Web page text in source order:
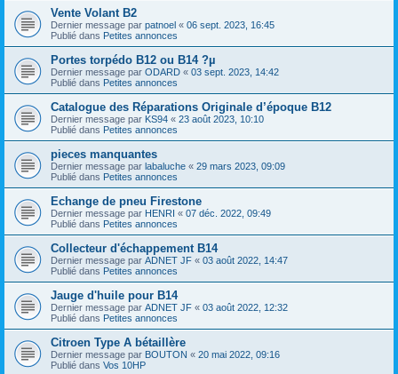
Vente Volant B2
Dernier message par patnoel « 06 sept. 2023, 16:45
Publié dans Petites annonces
Portes torpédo B12 ou B14 ?µ
Dernier message par ODARD « 03 sept. 2023, 14:42
Publié dans Petites annonces
Catalogue des Réparations Originale d’époque B12
Dernier message par KS94 « 23 août 2023, 10:10
Publié dans Petites annonces
pieces manquantes
Dernier message par labaluche « 29 mars 2023, 09:09
Publié dans Petites annonces
Echange de pneu Firestone
Dernier message par HENRI « 07 déc. 2022, 09:49
Publié dans Petites annonces
Collecteur d'échappement B14
Dernier message par ADNET JF « 03 août 2022, 14:47
Publié dans Petites annonces
Jauge d'huile pour B14
Dernier message par ADNET JF « 03 août 2022, 12:32
Publié dans Petites annonces
Citroen Type A bétaillère
Dernier message par BOUTON « 20 mai 2022, 09:16
Publié dans Vos 10HP